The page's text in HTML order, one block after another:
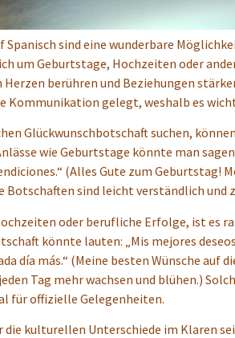
Spanisch sind eine wunderbare
um Geburtstage, Hochzeiten oder
berühren und Beziehungen
Kommunikation gelegt, weshalb es
Glückwunschbotschaft suchen,
wie Geburtstage könnte man
(Alles Gute zum Geburtstag!
Botschaften sind leicht verständlich und
oder berufliche Erfolge, ist es
könnte lauten: „Mis mejores
día más.“ (Meine besten Wünsche auf
Tag mehr wachsen und blühen.)
für offizielle Gelegenheiten.
die kulturellen Unterschiede im Klaren